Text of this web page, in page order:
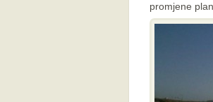
promjene